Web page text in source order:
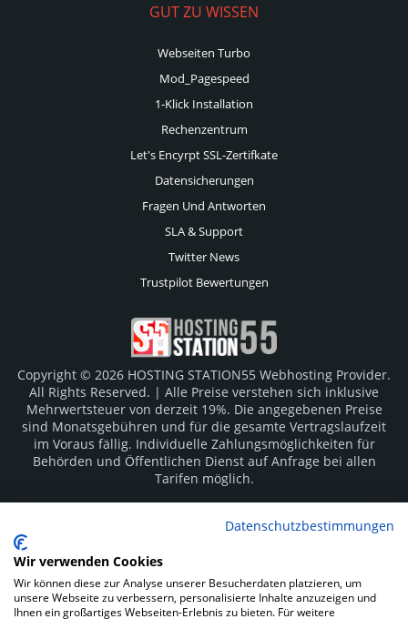
GUT ZU WISSEN
Webseiten Turbo
Mod_Pagespeed
1-Klick Installation
Rechenzentrum
Let's Encyrpt SSL-Zertifkate
Datensicherungen
Fragen Und Antworten
SLA & Support
Twitter News
Trustpilot Bewertungen
Copyright © 2026 HOSTING STATION55 Webhosting Provider.
All Rights Reserved. | Alle Preise verstehen sich inklusive
Mehrwertsteuer von derzeit 19%. Die angegebenen Preise
sind Monatsgebühren und für die gesamte Vertragslaufzeit
im Voraus fällig. Individuelle Zahlungsmöglichkeiten für
Behörden und Öffentlichen Dienst auf Anfrage bei allen
Tarifen möglich.
Hersteller. Irrtümer vorbehalten.
SOCIAL MEDIA
Datenschutzbestimmungen
Wir verwenden Cookies
Wir können diese zur Analyse unserer Besucherdaten platzieren, um
unsere Webseite zu verbessern, personalisierte Inhalte anzuzeigen und
Ihnen ein großartiges Webseiten-Erlebnis zu bieten. Für weitere